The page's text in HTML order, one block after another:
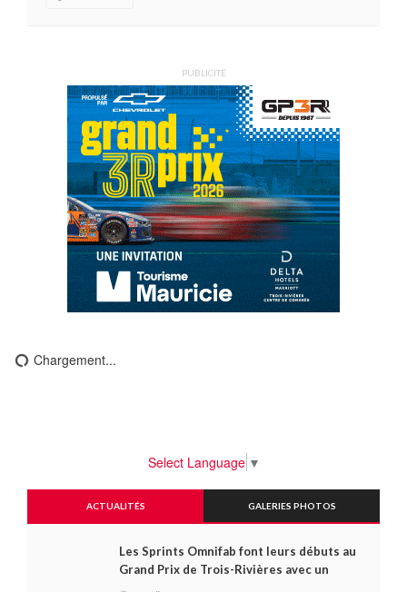
PUBLICITÉ
Chargement...
Select Language ▼
ACTUALITÉS GALERIES PHOTOS
Les Sprints Omnifab font leurs débuts au
Grand Prix de Trois-Rivières avec un